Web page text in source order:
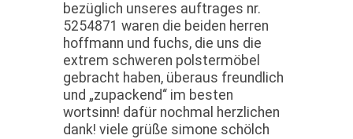
bezüglich unseres auftrages nr.
5254871 waren die beiden herren
hoffmann und fuchs, die uns die
extrem schweren polstermöbel
gebracht haben, überaus freundlich
und „zupackend“ im besten
wortsinn! dafür nochmal herzlichen
dank! viele grüße simone schölch